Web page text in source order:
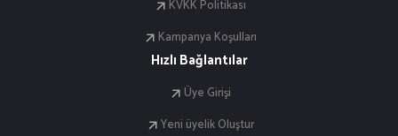
KVKK Politikası
Kampanya Koşulları
Hızlı Bağlantılar
Üye Girişi
Yeni üyelik Oluştur